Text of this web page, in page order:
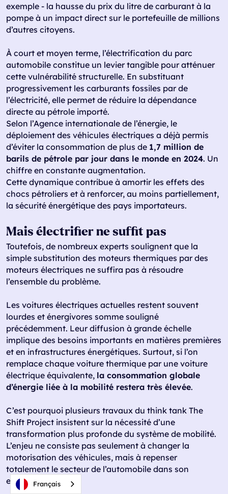
exemple - la hausse du prix du litre de carburant à la
pompe à un impact direct sur le portefeuille de millions
d’autres citoyens.
À court et moyen terme, l’électrification du parc
automobile constitue un levier tangible pour atténuer
cette vulnérabilité structurelle. En substituant
progressivement les carburants fossiles par de
l’électricité, elle permet de réduire la dépendance
directe au pétrole importé.
Selon l’Agence internationale de l’énergie, le
déploiement des véhicules électriques a déjà permis
d’éviter la consommation de plus de 1,7 million de
barils de pétrole par jour dans le monde en 2024. Un
chiffre en constante augmentation.
Cette dynamique contribue à amortir les effets des
chocs pétroliers et à renforcer, au moins partiellement,
la sécurité énergétique des pays importateurs.
Mais électrifier ne suffit pas
Toutefois, de nombreux experts soulignent que la
simple substitution des moteurs thermiques par des
moteurs électriques ne suffira pas à résoudre
l’ensemble du problème.
Les voitures électriques actuelles restent souvent
lourdes et énergivores somme souligné
précédemment. Leur diffusion à grande échelle
implique des besoins importants en matières premières
et en infrastructures énergétiques. Surtout, si l’on
remplace chaque voiture thermique par une voiture
électrique équivalente, la consommation globale
d’énergie liée à la mobilité restera très élevée.
C’est pourquoi plusieurs travaux du think tank The
Shift Project insistent sur la nécessité d’une
transformation plus profonde du système de mobilité.
L’enjeu ne consiste pas seulement à changer la
motorisation des véhicules, mais à repenser
totalement le secteur de l’automobile dans son
ensemble.Français